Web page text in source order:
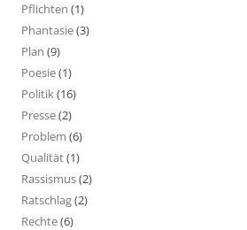
Pflichten (1)
Phantasie(3)
Plan (9)
Poesie(1)
Politik(16)
Presse(2)
Problem (6)
Qualität(1)
Rassismus(2)
Ratschlag(2)
Rechte(6)